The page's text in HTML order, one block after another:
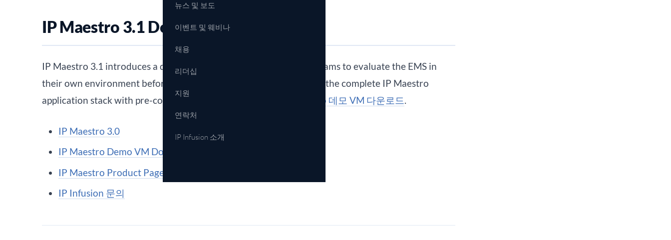
뉴스 및 보도
이벤트 및 웨비나
채용
리더십
지원
연락처
IP Infusion 소개
IP Maestro 3.1 Demo VM
IP Maestro 3.1 introduces a downloadable Demo VM — enabling teams to evaluate the EMS in
their own environment before deployment. The Demo VM includes the complete IP Maestro
application stack with pre-configured sample topologies.
IP Maestro 데모 VM 다운로드.
IP Maestro 3.0
IP Maestro Demo VM Download
IP Maestro Product Page
IP Infusion 문의